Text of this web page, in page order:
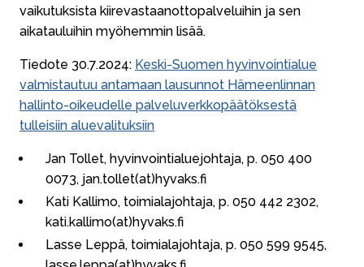
vaikutuksista kiirevastaanottopalveluihin ja sen
aikatauluihin myöhemmin lisää.
Tiedote 30.7.2024: Keski-Suomen hyvinvointialue
valmistautuu antamaan lausunnot Hämeenlinnan
hallinto-​oikeudelle palveluverkkopäätöksestä
tulleisiin aluevalituksiin
Jan Tollet, hyvinvointialuejohtaja, p. 050 400
0073, jan.tollet(at)hyvaks.fi
Kati Kallimo, toimialajohtaja, p. 050 442 2302,
kati.kallimo(at)hyvaks.fi
Lasse Leppä, toimialajohtaja, p. 050 599 9545,